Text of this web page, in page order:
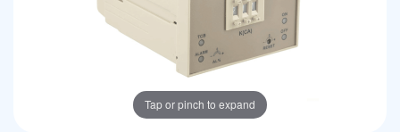
Tap or pinch to expand